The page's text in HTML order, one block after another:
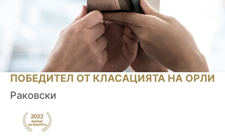
ПОБЕДИТЕЛ ОТ КЛАСАЦИЯТА НА ОРЛИ
Раковски